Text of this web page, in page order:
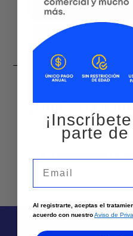
Página web
¿Qué
parte de
Al registrarte, aceptas el
acuerdo con nuestroAviso de